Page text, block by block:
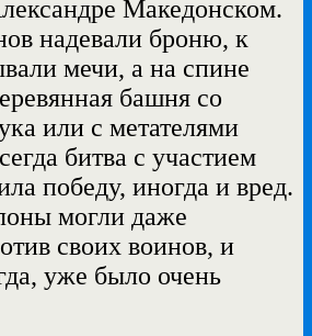
Македонском.
надевали броню, к
мечи, а на спине
башня со
или с метателями
битва с участием
победу, иногда и вред.
могли даже
своих воинов, и
уже было очень